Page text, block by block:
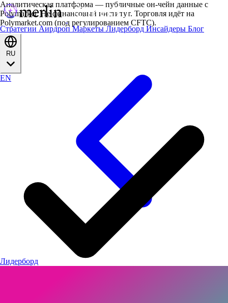
Стратегии АирдропМаркеты Лидерборд Инсайдеры Блог
EN
Аналитическая платформа — публичные он-чейн данные с
Polymarket. Не финансовый институт. Торговля идёт на
Polymarket.com (под регулированием CFTC).
Лидерборд